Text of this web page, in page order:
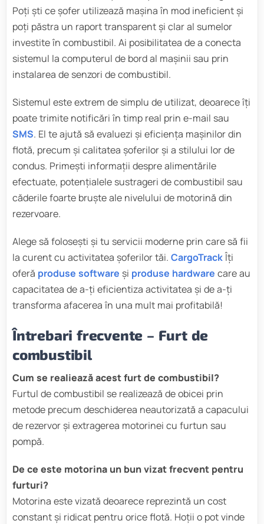
Poți ști ce șofer utilizează mașina în mod ineficient și
poți păstra un raport transparent și clar al sumelor
investite în combustibil. Ai posibilitatea de a conecta
sistemul la computerul de bord al mașinii sau prin
instalarea de senzori de combustibil.
Sistemul este extrem de simplu de utilizat, deoarece îți
poate trimite notificări în timp real prin e-mail sau
SMS. El te ajută să evaluezi și eficiența mașinilor din
flotă, precum și calitatea șoferilor și a stilului lor de
condus. Primești informații despre alimentările
efectuate, potențialele sustrageri de combustibil sau
căderile foarte bruște ale nivelului de motorină din
rezervoare.
Alege să folosești și tu servicii moderne prin care să fii
la curent cu activitatea șoferilor tăi. CargoTrackÎți
oferă produse software și produse hardware care au
capacitatea de a-ți eficientiza activitatea și de a-ți
transforma afacerea în una mult mai profitabilă!
Întrebari frecvente – Furt de
combustibil
Cum se realiează acest furt de combustibil?
Furtul de combustibil se realizează de obicei prin
metode precum deschiderea neautorizată a capacului
de rezervor și extragerea motorinei cu furtun sau
pompă.
De ce este motorina un bun vizat frecvent pentru
furturi?
Motorina este vizată deoarece reprezintă un cost
constant și ridicat pentru orice flotă. Hoții o pot vinde